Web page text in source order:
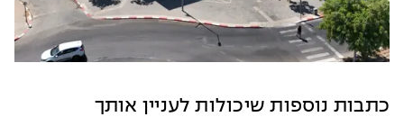
כתבות נוספות שיכולות לעניין אותך